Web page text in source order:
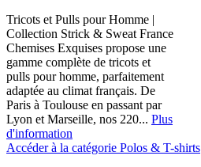
Tricots et Pulls pour Homme |
Collection Strick & Sweat France
Chemises Exquises propose une
gamme complète de tricots et
pulls pour homme, parfaitement
adaptée au climat français. De
Paris à Toulouse en passant par
Lyon et Marseille, nos 220... Plus
d'information
Accéder à la catégorie Polos & T-shirts